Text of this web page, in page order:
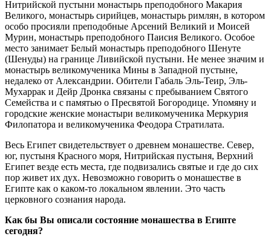
Нитрийской пустыни монастырь преподобного Макария
Великого, монастырь сирийцев, монастырь римлян, в котором
особо просияли преподобные Арсений Великий и Моисей
Мурин, монастырь преподобного Паисия Великого. Особое
место занимает Белый монастырь преподобного Шенуте
(Шенуды) на границе Ливийской пустыни. Не менее значим и
монастырь великомученика Мины в Западной пустыне,
недалеко от Александрии. Обители Габаль Эль-Теир, Эль-
Мухаррак и Дейр Дронка связаны с пребыванием Святого
Семейства и с памятью о Пресвятой Богородице. Упомяну и
городские женские монастыри великомученика Меркурия
Филопатора и великомученика Феодора Стратилата.
Весь Египет свидетельствует о древнем монашестве. Север,
юг, пустыня Красного моря, Нитрийская пустыня, Верхний
Египет везде есть места, где подвизались святые и где до сих
пор живет их дух. Невозможно говорить о монашестве в
Египте как о каком-то локальном явлении. Это часть
церковного сознания народа.
Как бы Вы описали состояние монашества в Египте
сегодня?